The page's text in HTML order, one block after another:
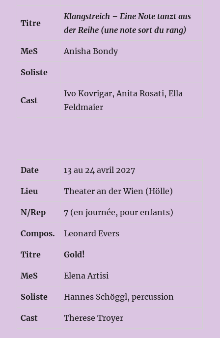
Titre
Klangstreich – Eine Note tanzt aus
der Reihe (une note sort du rang)
MeS Anisha Bondy
Soliste
Cast
Ivo Kovrigar, Anita Rosati, Ella
Feldmaier
Date 13 au 24 avril 2027
Lieu Theater an der Wien (Hölle)
N/Rep 7 (en journée, pour enfants)
Compos. Leonard Evers
Titre Gold!
MeS Elena Artisi
Soliste Hannes Schöggl, percussion
Cast Therese Troyer